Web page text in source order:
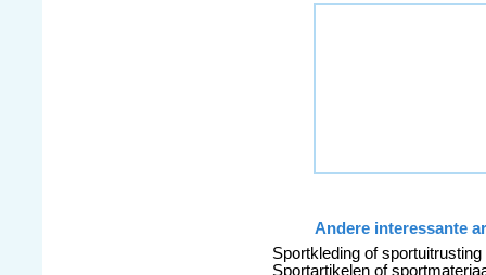
Andere interessante
Sportkleding of sportuitrusting
Sportartikelen of